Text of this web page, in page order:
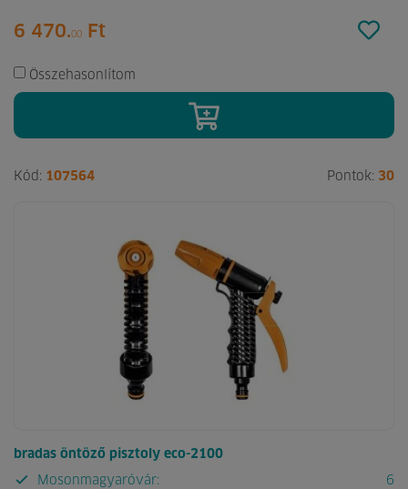
6 470.00 Ft
Összehasonlítom
Kód: 107564 Pontok: 30
bradas öntöző pisztoly eco-2100
Mosonmagyaróvár:
6